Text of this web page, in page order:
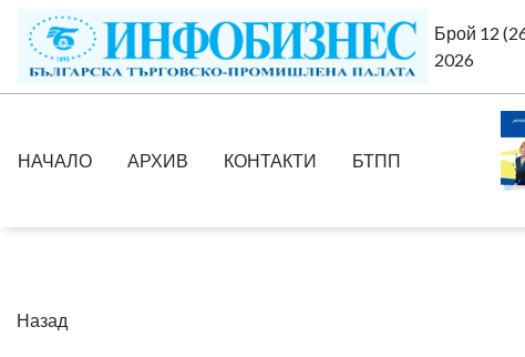
Брой 12
2026
НАЧАЛО АРХИВ КОНТАКТИ БТПП
Назад